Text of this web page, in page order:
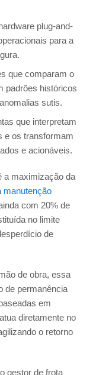
plug-and-
para a
que comparam o
padrões históricos
sutis.
que interpretam
e os transformam
e acionáveis.
a maximização da
manutenção
com 20% de
no limite
de
de obra, essa
de permanência
em
diretamente no
o retorno
gestor de frota